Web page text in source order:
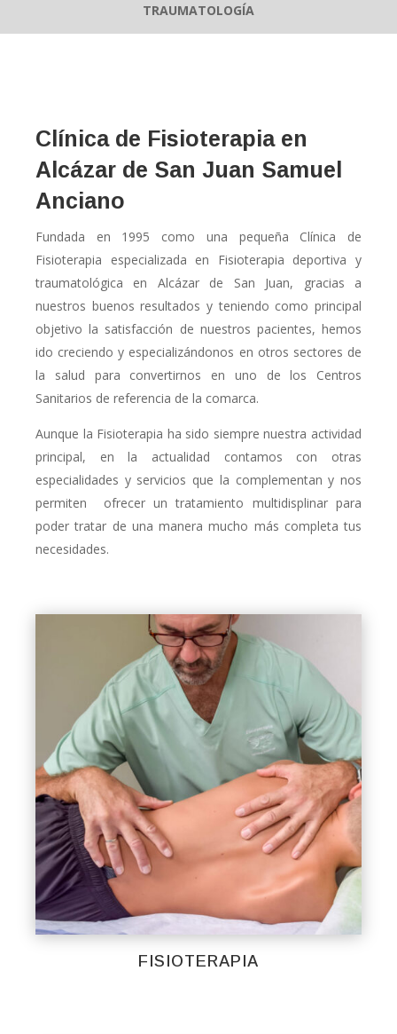
TRAUMATOLOGÍA
Clínica de Fisioterapia en
Alcázar de San Juan Samuel
Anciano
Fundada en 1995 como una pequeña Clínica de
Fisioterapia especializada en Fisioterapia deportiva y
traumatológica en Alcázar de San Juan, gracias a
nuestros buenos resultados y teniendo como principal
objetivo la satisfacción de nuestros pacientes, hemos
ido creciendo y especializándonos en otros sectores de
la salud para convertirnos en uno de los Centros
Sanitarios de referencia de la comarca.
Aunque la Fisioterapia ha sido siempre nuestra actividad
principal, en la actualidad contamos con otras
especialidades y servicios que la complementan y nos
permiten ofrecer un tratamiento multidisplinar para
poder tratar de una manera mucho más completa tus
necesidades.
FISIOTERAPIA